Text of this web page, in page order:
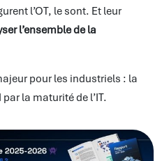
l’OT, le sont. Et leur
l’ensemble de la
pour les industriels : la
par la maturité de l’IT.